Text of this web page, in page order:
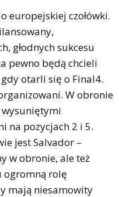
europejskiej czołówki.
głodnych sukcesu
pewno będą chcieli
otarli się o Final4.
W obronie
wysuniętymi
na pozycjach 2 i 5.
jest Salvador –
w obronie, ale też
ogromną rolę
mają niesamowity